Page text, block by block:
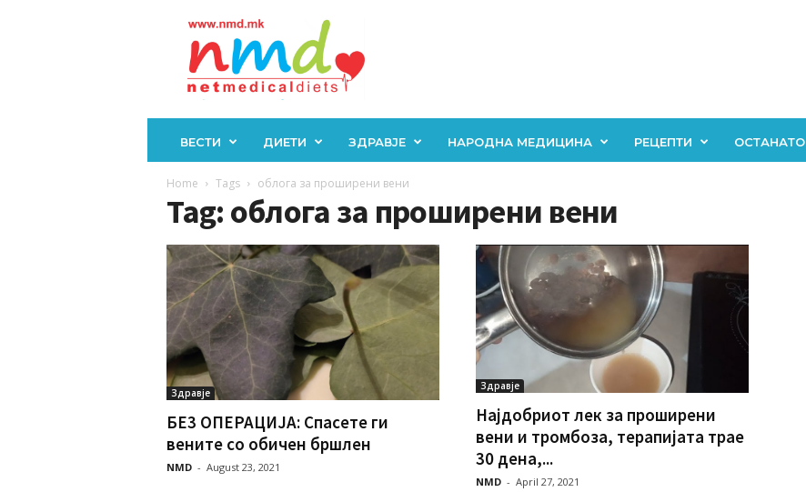
ВЕСТИ ДИЕТИ ЗДРАВЈЕ НАРОДНА МЕДИЦИНА РЕЦЕПТИ ОСТАНАТО
Home Tags облога за проширени вени
Tag: облога за проширени вени
Здравје
БE3 OПEPAЦИJA: Cпасете ги
вените со обичен бршлен
NMD - August 23, 2021
Здравје
Најдобриот лек за проширени
вени и тромбоза, терапијата трае
30 дена,...
NMD - April 27, 2021